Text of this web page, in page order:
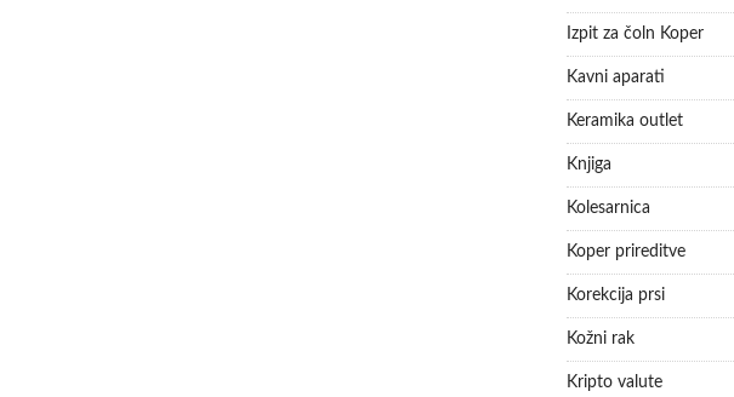
Izpit za čoln Koper
Kavni aparati
Keramika outlet
Knjiga
Kolesarnica
Koper prireditve
Korekcija prsi
Kožni rak
Kripto valute